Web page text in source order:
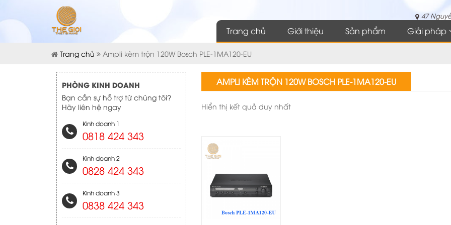
47
Trang chủ Giới thiệu Sản phẩm Giải pháp
Trang chủ Ampli kèm trộn 120W Bosch PLE-1MA120-EU
PHÒNG KINH DOANH
Bạn cần sự hỗ trợ từ chúng tôi?
Hãy liên hệ ngay
Kinh doanh 1
0818 424 343
Kinh doanh 2
0828 424 343
Kinh doanh 3
0838 424 343
AMPLI KÈM TRỘN 120W BOSCH PLE-1MA120-EU
Hiển thị kết quả duy nhất